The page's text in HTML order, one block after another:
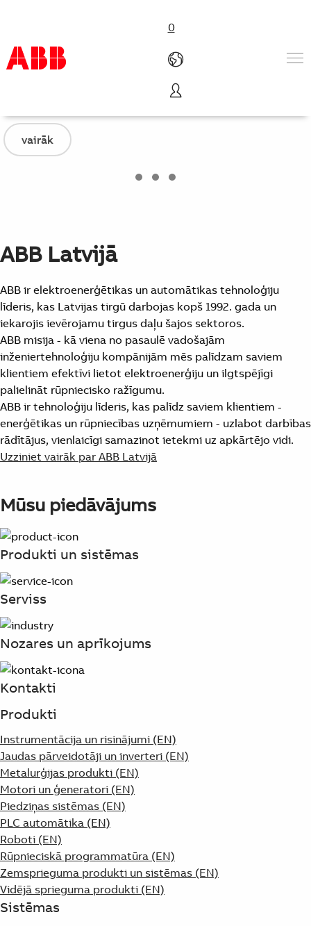
0
Produkti un risinājumi
Nozares
Pakalpojumi
Products
See more products
Shopping list preview
0
vairāk
ABB Latvijā
ABB ir elektroenerģētikas un automātikas tehnoloģiju
līderis, kas Latvijas tirgū darbojas kopš 1992. gada un
iekarojis ievērojamu tirgus daļu šajos sektoros.
ABB misija - kā viena no pasaulē vadošajām
inženiertehnoloģiju kompānijām mēs palīdzam saviem
klientiem efektīvi lietot elektroenerģiju un ilgtspējīgi
palielināt rūpniecisko ražīgumu.
ABB ir tehnoloģiju līderis, kas palīdz saviem klientiem -
enerģētikas un rūpniecības uzņēmumiem - uzlabot darbības
rādītājus, vienlaicīgi samazinot ietekmi uz apkārtējo vidi.
Uzziniet vairāk par ABB Latvijā
Mūsu piedāvājums
Produkti un sistēmas
Serviss
Nozares un aprīkojums
Kontakti
Produkti
Instrumentācija un risinājumi (EN)
Jaudas pārveidotāji un inverteri (EN)
Metalurģijas produkti (EN)
Motori un ģeneratori (EN)
Piedziņas sistēmas (EN)
PLC automātika (EN)
Roboti (EN)
Rūpnieciskā programmatūra (EN)
Zemsprieguma produkti un sistēmas (EN)
Vidējā sprieguma produkti (EN)
Sistēmas